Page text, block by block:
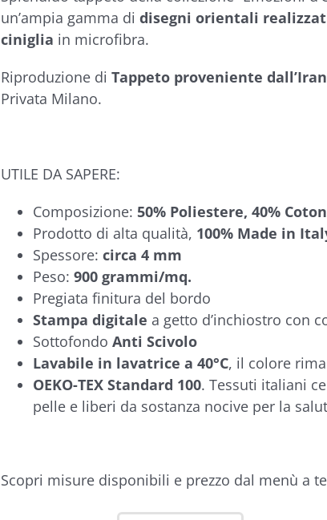
un’ampia gamma di disegni orientali
ciniglia in microfibra.
Riproduzione di Tappeto proveniente
Privata Milano.
UTILE DA SAPERE:
Composizione: 50% Poliestere, 40%
Prodotto di alta qualità, 100% Made in
Spessore: circa 4 mm
Peso: 900 grammi/mq.
Pregiata finitura del bordo
Stampa digitale a getto d’inchiostro con
Sottofondo Anti Scivolo
Lavabile in lavatrice a 40°C, il colore
OEKO-TEX Standard 100. Tessuti italiani
pelle e liberi da sostanza nocive per la
Scopri misure disponibili e prezzo dal menù a